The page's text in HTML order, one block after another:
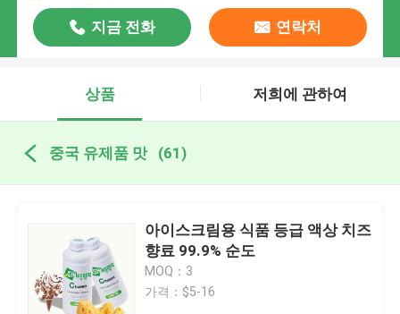
지금 전화 연락처
상품 저희에 관하여
중국 유제품 맛 (61)
아이스크림용 식품 등급 액상 치즈
향료 99.9% 순도
MOQ：3
가격：$5-16